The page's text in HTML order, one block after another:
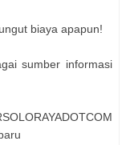
biaya apapun!
sumber informasi